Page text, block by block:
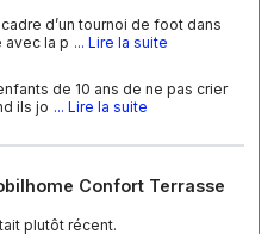
d’un tournoi de foot dans
avec la p ... Lire la suite
de 10 ans de ne pas crier
ils jo ... Lire la suite
Confort Terrasse
plutôt récent.